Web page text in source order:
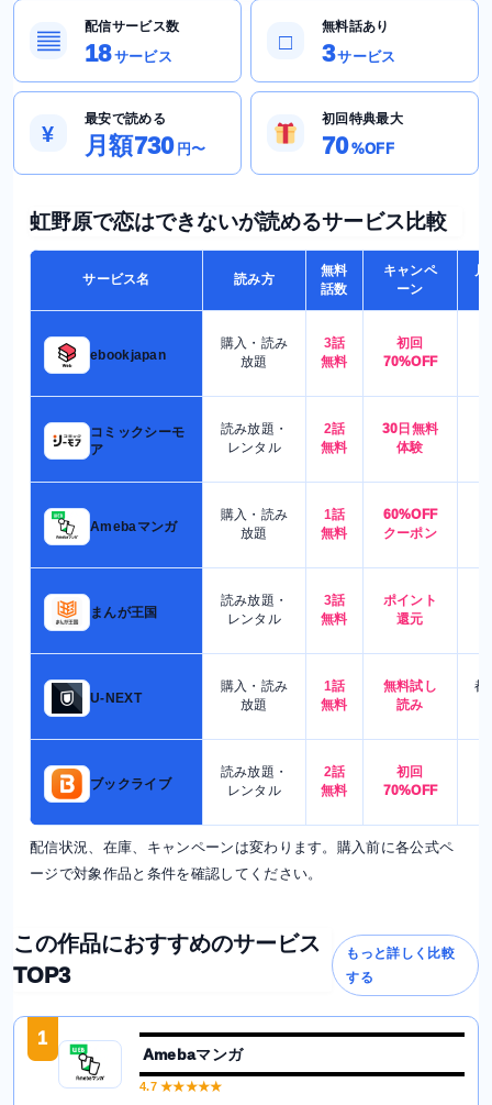
▤
配信サービス数
18サービス
□
無料話あり
3サービス
¥
最安で読める
月額730 円〜
初回特典最大
70%OFF
虹野原で恋はできないが読めるサービス比較
サービス名 読み方
無料
話数
キャンペ
ーン
月
ebookjapan
購入・読み
放題
3話
無料
初回
70%OFF
コミックシーモ
ア
読み放題・
レンタル
2話
無料
30日無料
体験
Amebaマンガ
購入・読み
放題
1話
無料
60%OFF
クーポン
まんが王国
読み放題・
レンタル
3話
無料
ポイント
還元
U-NEXT
購入・読み
放題
1話
無料
無料試し
読み
都
ブックライブ
読み放題・
レンタル
2話
無料
初回
70%OFF
配信状況、在庫、キャンペーンは変わります。購入前に各公式ペ
ージで対象作品と条件を確認してください。
この作品におすすめのサービス
TOP3
もっと詳しく比較
する
1
Amebaマンガ
4.7★★★★★